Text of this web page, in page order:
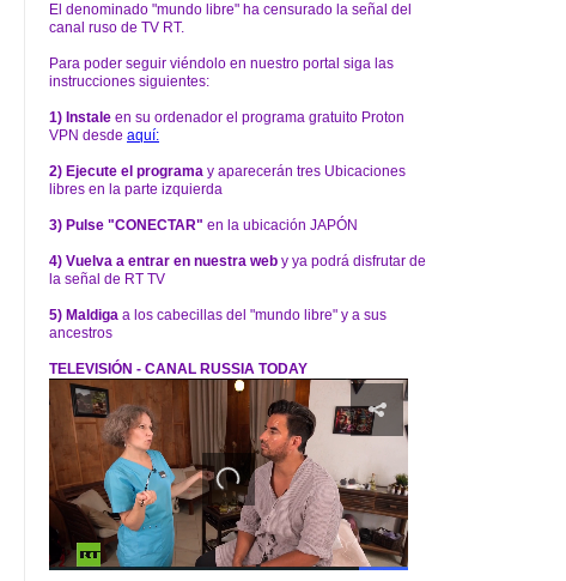
El denominado "mundo libre" ha censurado la señal del
canal ruso de TV RT.
Para poder seguir viéndolo en nuestro portal siga las
instrucciones siguientes:
1) Instale en su ordenador el programa gratuito Proton
VPN desde aquí:
2) Ejecute el programa y aparecerán tres Ubicaciones
libres en la parte izquierda
3) Pulse "CONECTAR" en la ubicación JAPÓN
4) Vuelva a entrar en nuestra web y ya podrá disfrutar de
la señal de RT TV
5) Maldiga a los cabecillas del "mundo libre" y a sus
ancestros
TELEVISIÓN - CANAL RUSSIA TODAY